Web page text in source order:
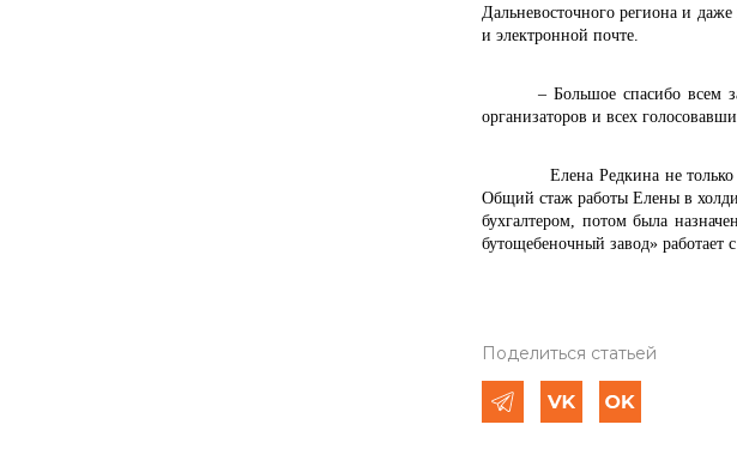
Дальневосточного региона и
и электронной почте.
– Большое спасибо всем
организаторов и всех
Елена Редкина не только
Общий стаж работы Елены в
бухгалтером, потом была
бутощебеночный завод» работает
Поделиться статьей